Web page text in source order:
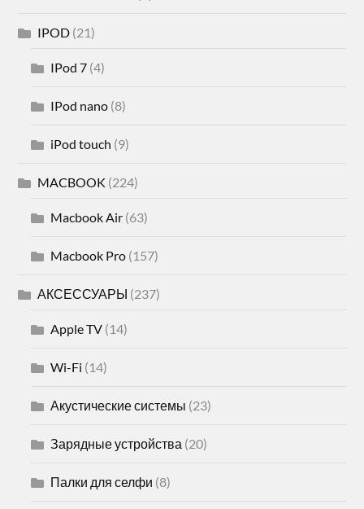
IPOD (21)
IPod 7 (4)
IPod nano (8)
iPod touch (9)
MACBOOK (224)
Macbook Air (63)
Macbook Pro (157)
АКСЕССУАРЫ (237)
Apple TV (14)
Wi-Fi (14)
Акустические системы (23)
Зарядные устройства (20)
Палки для селфи (8)